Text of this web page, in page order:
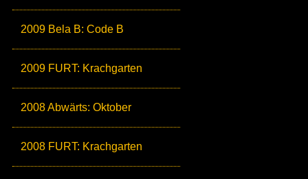
2009 Bela B: Code B
2009 FURT: Krachgarten
2008 Abwärts: Oktober
2008 FURT: Krachgarten